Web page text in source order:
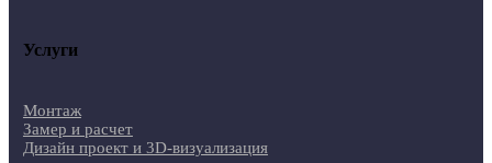
Услуги
Монтаж
Замер и расчет
Дизайн проект и 3D-визуализация